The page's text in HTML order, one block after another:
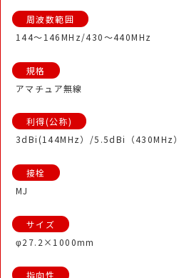
144～146MHz/430～440MHz
アマチュア無線
3dBi(144MHz）/5.5dBi（430MHz）
MJ
φ27.2×1000mm